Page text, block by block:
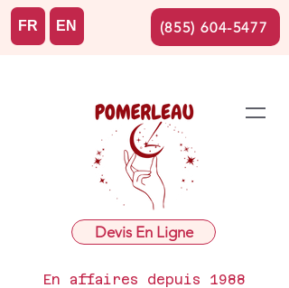
Devis En Ligne
En affaires depuis 1988
FR EN (855) 604-5477